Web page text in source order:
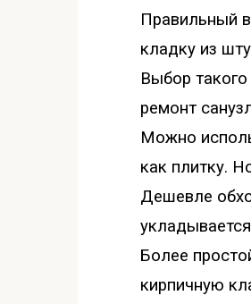
Правильный
кладку из
Выбор
ремонт
Можно
как плитку.
Дешевле
Более
кирпичную